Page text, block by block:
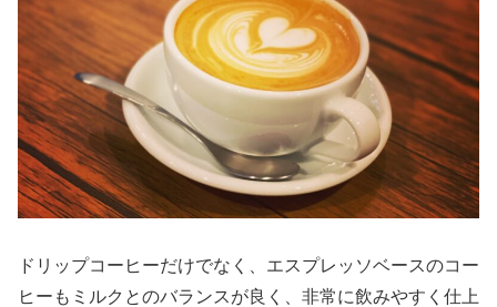
ドリップコーヒーだけでなく、エスプレッソベースのコー
ヒーもミルクとのバランスが良く、非常に飲みやすく仕上